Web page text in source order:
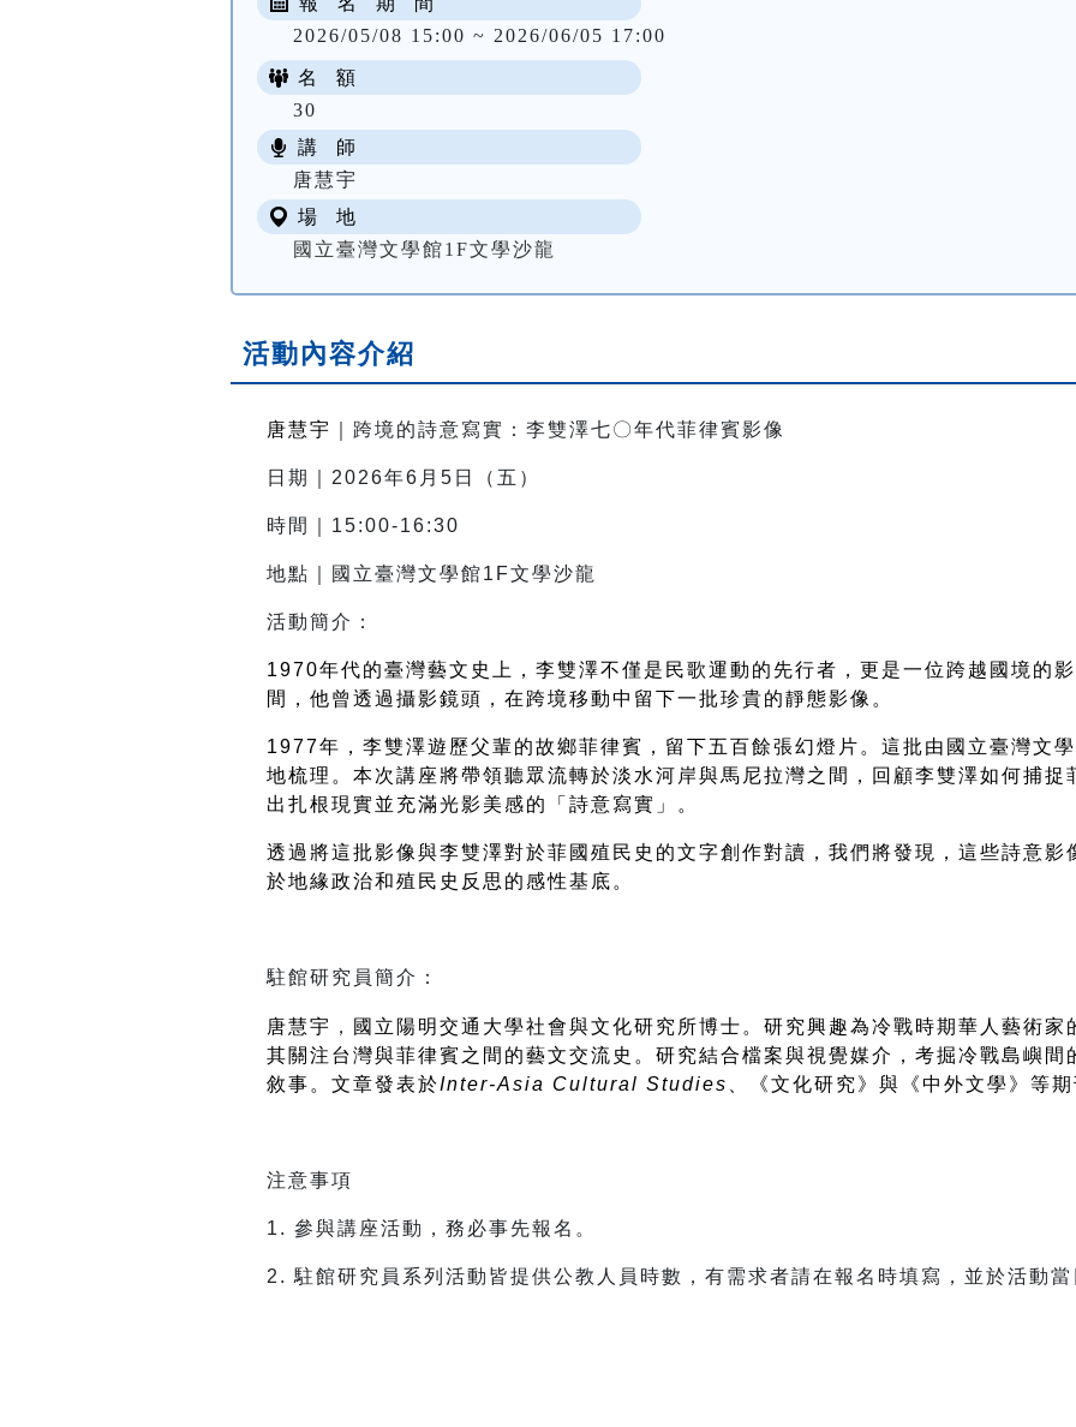
2026/05/08 15:00 ~ 2026/06/05 17:00
名 額
30
講 師
唐慧宇
場 地
國立臺灣文學館1F文學沙龍
活動內容介紹
唐慧宇 ｜跨境的詩意寫實：李雙澤七〇年代菲律賓影像
日期｜2026年6月5日（五）
時間｜15:00-16:30
地點｜國立臺灣文學館1F文學沙龍
活動簡介：
1970年代的臺灣藝文史上，李雙澤不僅是民歌運動的先行者，更是一位跨越國境的
間，他曾透過攝影鏡頭，在跨境移動中留下一批珍貴的靜態影像。
1977年，李雙澤遊歷父輩的故鄉菲律賓，留下五百餘張幻燈片。這批由國立臺灣文
地梳理。本次講座將帶領聽眾流轉於淡水河岸與馬尼拉灣之間，回顧李雙澤如何捕捉
出扎根現實並充滿光影美感的「詩意寫實」。
透過將這批影像與李雙澤對於菲國殖民史的文字創作對讀，我們將發現，這些詩意影
於地緣政治和殖民史反思的感性基底。
唐慧宇 ，
國立陽明交通大學社會與文化研究所博士。研究興趣為冷戰時期華人藝術家
其關注台灣與菲律賓之間的藝文交流史。研究結合檔案與視覺媒介，考掘冷戰島嶼間
敘事。文章發表於Inter-Asia Cultural Studies 、《文化研究》與《中外文學》等期
注意事項
1. 參與講座活動，務必事先報名。
2. 駐館研究員系列活動皆提供公教人員時數，有需求者請在報名時填寫，並於活動當